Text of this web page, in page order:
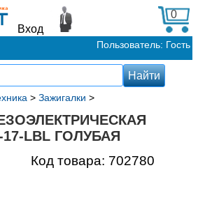
Вход
0
Пользователь: Гость
> Зажигалки >
17-LBL ГОЛУБАЯ
Код товара: 702780